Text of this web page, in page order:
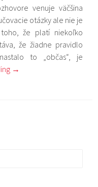
venuje väčšina
otázky ale nie je
že platí niekoľko
že žiadne pravidlo
to „občas“, je
→